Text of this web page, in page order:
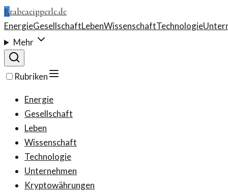
Rrabeaeipperle.de
EnergieGesellschaftLebenWissenschaftTechnologie
Mehr
Rubriken
Energie
Gesellschaft
Leben
Wissenschaft
Technologie
Unternehmen
Kryptowährungen